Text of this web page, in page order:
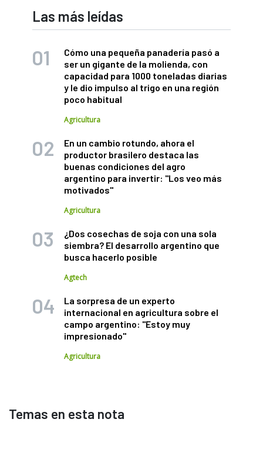
Las más leídas
Cómo una pequeña panadería pasó a
ser un gigante de la molienda, con
capacidad para 1000 toneladas diarias
y le dio impulso al trigo en una región
poco habitual
Agricultura
En un cambio rotundo, ahora el
productor brasilero destaca las
buenas condiciones del agro
argentino para invertir: "Los veo más
motivados"
Agricultura
¿Dos cosechas de soja con una sola
siembra? El desarrollo argentino que
busca hacerlo posible
Agtech
La sorpresa de un experto
internacional en agricultura sobre el
campo argentino: "Estoy muy
impresionado"
Agricultura
Temas en esta nota